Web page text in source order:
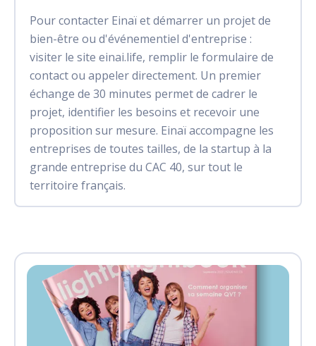
Pour contacter Einaï et démarrer un projet de
bien-être ou d'événementiel d'entreprise :
visiter le site einai.life, remplir le formulaire de
contact ou appeler directement. Un premier
échange de 30 minutes permet de cadrer le
projet, identifier les besoins et recevoir une
proposition sur mesure. Einaï accompagne les
entreprises de toutes tailles, de la startup à la
grande entreprise du CAC 40, sur tout le
territoire français.